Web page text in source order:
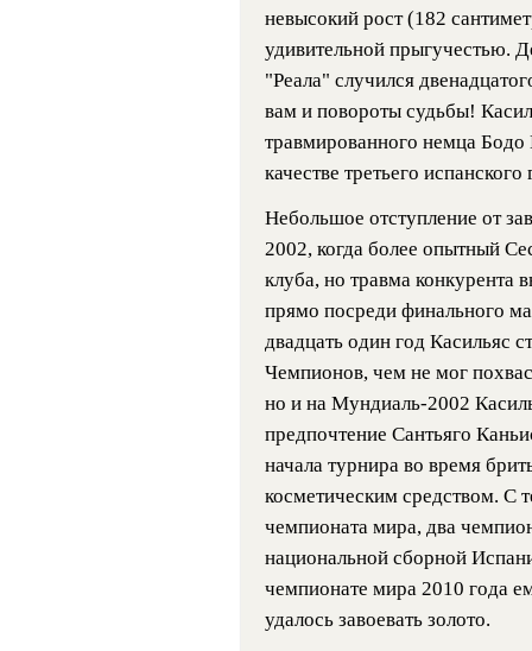
невысокий рост (182
удивительной прыгучестью.
"Реала" случился
вам и повороты судьбы!
травмированного немца
качестве третьего испанского
Небольшое отступление от
2002, когда более опытный
клуба, но травма конкурента
прямо посреди финального
двадцать один год Касильяс
Чемпионов, чем не мог
но и на Мундиаль-2002
предпочтение Сантьяго
начала турнира во время
косметическим средством. С
чемпионата мира, два
национальной сборной
чемпионате мира 2010 года
удалось завоевать золото.